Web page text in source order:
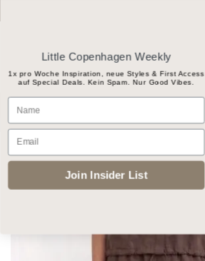
to
Products
search
START / BEKLEIDUNG / RÖCKE
Little Copenhagen Weekly
1x pro Woche Inspiration, neue Styles & First Access
auf Special Deals. Kein Spam. Nur Good Vibes.
Name
Email
Join Insider List